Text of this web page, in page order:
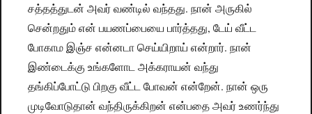
சத்தத்துடன் அவர் வண்டில் வந்தது. நான் அருகில்
சென்றதும் என் பயணப்பையை பார்த்தது, டேய் வீட்ட
போகாம இஞ்ச என்னடா செய்யிறாய் என்றார். நான்
இண்டைக்கு உங்களோட அக்கராயன் வந்து
தங்கிப்போட்டு பிறகு வீட்ட போவன் என்றேன். நான் ஒரு
முடிவோடுதான் வந்திருக்கிறன் என்பதை அவர் உணர்ந்து